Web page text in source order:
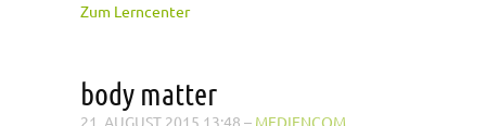
Zum Lerncenter
body matter
21. AUGUST 2015 13:48 – MEDIENCOM